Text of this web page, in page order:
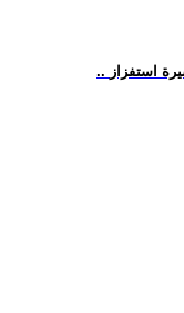
استفزاز